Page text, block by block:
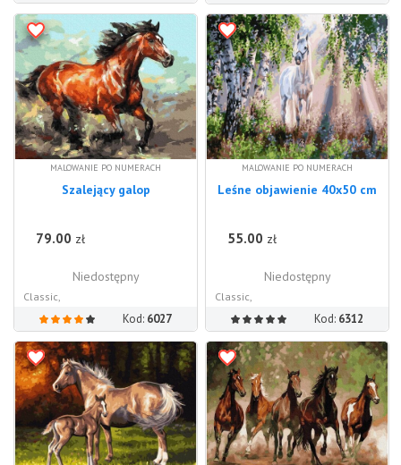
MALOWANIE PO NUMERACH
Szalejący galop
79.00 zł
Niedostępny
Classic,
Kod: 6027
MALOWANIE PO NUMERACH
Leśne objawienie 40x50 cm
55.00 zł
Niedostępny
Classic,
Kod: 6312